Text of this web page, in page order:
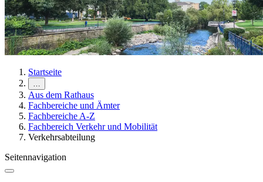
Startseite
…
Aus dem Rathaus
Fachbereiche und Ämter
Fachbereiche A-Z
Fachbereich Verkehr und Mobilität
Verkehrsabteilung
Seitennavigation